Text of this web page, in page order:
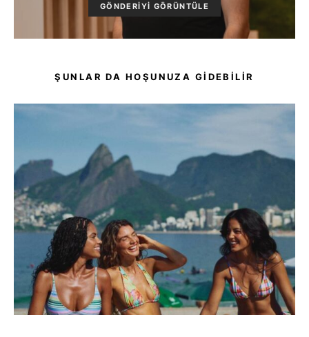
GÖNDERIYI GÖRÜNTÜLE
ŞUNLAR DA HOŞUNUZA GIDEBILIR